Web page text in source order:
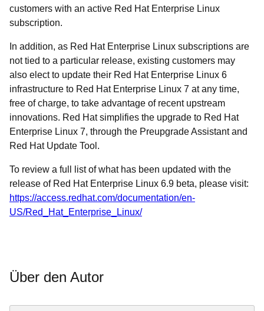
customers with an active Red Hat Enterprise Linux
subscription.
In addition, as Red Hat Enterprise Linux subscriptions are
not tied to a particular release, existing customers may
also elect to update their Red Hat Enterprise Linux 6
infrastructure to Red Hat Enterprise Linux 7 at any time,
free of charge, to take advantage of recent upstream
innovations. Red Hat simplifies the upgrade to Red Hat
Enterprise Linux 7, through the Preupgrade Assistant and
Red Hat Update Tool.
To review a full list of what has been updated with the
release of Red Hat Enterprise Linux 6.9 beta, please visit:
https://access.redhat.com/documentation/en-
US/Red_Hat_Enterprise_Linux/
Über den Autor